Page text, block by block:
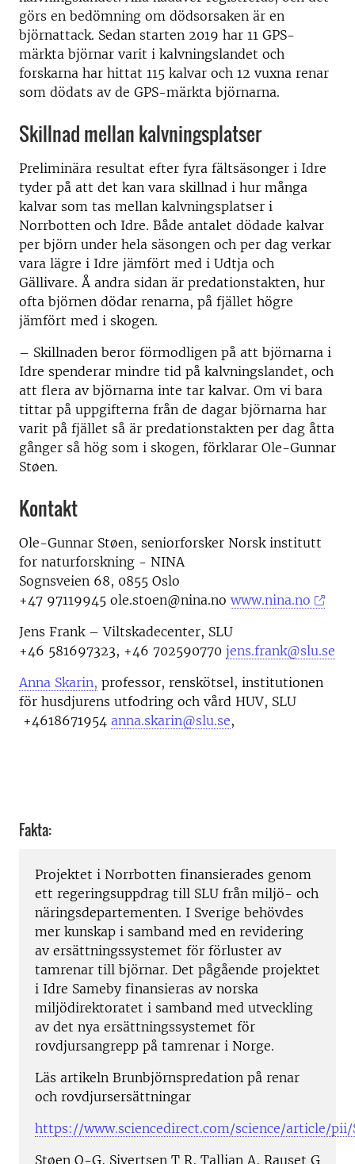
görs en bedömning om dödsorsaken är en
björnattack. Sedan starten 2019 har 11 GPS-
märkta björnar varit i kalvningslandet och
forskarna har hittat 115 kalvar och 12 vuxna renar
som dödats av de GPS-märkta björnarna.
Skillnad mellan kalvningsplatser
Preliminära resultat efter fyra fältsäsonger i Idre
tyder på att det kan vara skillnad i hur många
kalvar som tas mellan kalvningsplatser i
Norrbotten och Idre. Både antalet dödade kalvar
per björn under hela säsongen och per dag verkar
vara lägre i Idre jämfört med i Udtja och
Gällivare. Å andra sidan är predationstakten, hur
ofta björnen dödar renarna, på fjället högre
jämfört med i skogen.
– Skillnaden beror förmodligen på att björnarna i
Idre spenderar mindre tid på kalvningslandet, och
att flera av björnarna inte tar kalvar. Om vi ​​bara
tittar på uppgifterna från de dagar björnarna har
varit på fjället så är predationstakten per dag åtta
gånger så hög som i skogen, förklarar Ole-Gunnar
Støen.
Kontakt
Ole-Gunnar Støen, seniorforsker Norsk institutt
for naturforskning - NINA
Sognsveien 68, 0855 Oslo
+47 97119945 ole.stoen@nina.no www.nina.no
Jens Frank – Viltskadecenter, SLU
+46 581697323, +46 702590770 jens.frank@slu.se
Anna Skarin, professor, renskötsel, institutionen
för husdjurens utfodring och vård HUV, SLU
+4618671954 anna.skarin@slu.se,
Fakta:
Projektet i Norrbotten finansierades genom
ett regeringsuppdrag till SLU från miljö- och
näringsdepartementen. I Sverige behövdes
mer kunskap i samband med en revidering
av ersättningssystemet för förluster av
tamrenar till björnar. Det pågående projektet
i Idre Sameby finansieras av norska
miljödirektoratet i samband med utveckling
av det nya ersättningssystemet för
rovdjursangrepp på tamrenar i Norge.
Läs artikeln Brunbjörnspredation på renar
och rovdjursersättningar
https://www.sciencedirect.com/science/article/pii/
Støen O-G, Sivertsen T R, Tallian A, Rauset G